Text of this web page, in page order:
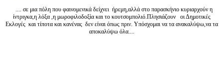
.... σε μια πόλη που φαινομενικά δείχνει ήρεμη,αλλά στο παρασκήνιο κυριαρχούν η
ίντριγκα,η λόξα ,η μωροφιλοδοξία και το κουτσομπολιό.Πλησιάζουν οι Δημοτικές
Εκλογές και τίποτα και κανένας δεν είναι όπως πριν. Υπόσχομαι να τα ανακαλύψω,να τα
αποκαλύψω όλα....